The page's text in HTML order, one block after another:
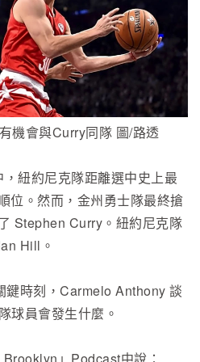
機會與Curry同隊 圖/路透
紐約尼克隊距離選中史上最
位。然而，金州勇士隊最終搶
Stephen Curry。紐約尼克隊
Hill。
鍵時刻，Carmelo Anthony 談
球員會發生什麼。